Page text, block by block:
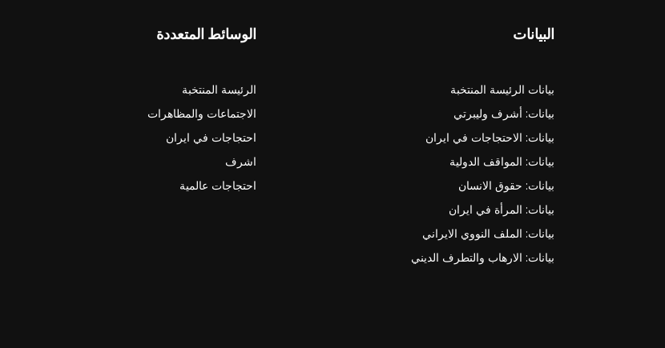
الوسائط المتعددة
الرئيسة المنتخبة
الاجتماعات والمظاهرات
احتجاجات في ايران
اشرف
احتجاجات عالمية
البيانات
بيانات الرئيسة المنتخبة
بيانات: أشرف وليبرتي
بيانات: الاحتجاجات في ايران
بيانات: المواقف الدولية
بيانات: حقوق الانسان
بيانات: المرأة في ايران
بيانات: الملف النووي الايراني
بيانات: الارهاب والتطرف الديني